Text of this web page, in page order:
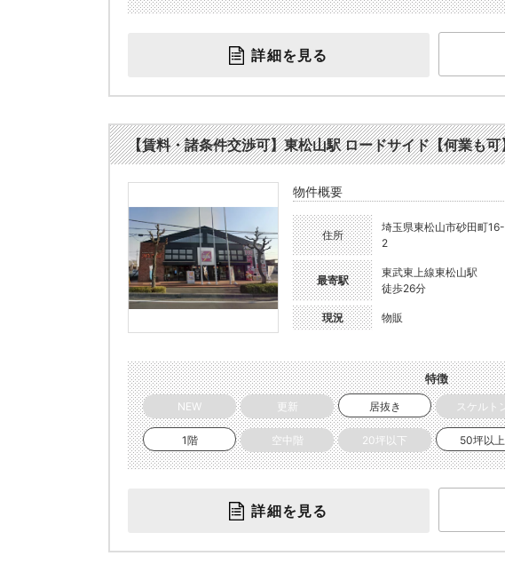
詳細を見る
【賃料・諸条件交渉可】東松山駅 ロードサイド【何業も
物件概要
住所
埼玉県東松山市砂田町16-
2
最寄駅
東武東上線東松山駅
徒歩26分
現況 物販
特徴
NEW 更新 居抜き スケルト
1階 空中階 20坪以下 50坪以上
詳細を見る